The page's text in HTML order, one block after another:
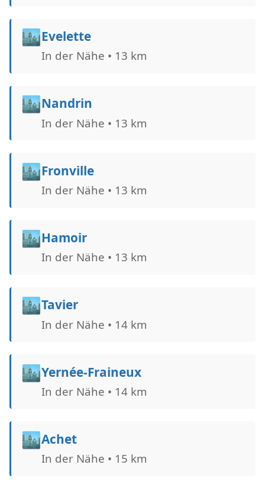
🏙️Evelette
In der Nähe • 13 km
🏙️Nandrin
In der Nähe • 13 km
🏙️Fronville
In der Nähe • 13 km
🏙️Hamoir
In der Nähe • 13 km
🏙️Tavier
In der Nähe • 14 km
🏙️Yernée-Fraineux
In der Nähe • 14 km
🏙️Achet
In der Nähe • 15 km